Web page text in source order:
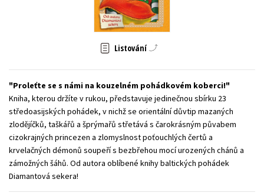
Zahraniční literatura
Všechny tituly
Listování
Proleťte se s námi na kouzelném pohádkovém koberci!
Kniha, kterou držíte v rukou, představuje jedinečnou sbírku 23
středoasijských pohádek, v nichž se orientální důvtip mazaných
zlodějíčků, taškářů a šprýmařů střetává s čarokrásným půvabem
cizokrajných princezen a zlomyslnost poťouchlých čertů a
krvelačných démonů soupeří s bezbřehou mocí urozených chánů a
zámožných šáhů. Od autora oblíbené knihy baltických pohádek
Diamantová sekera!